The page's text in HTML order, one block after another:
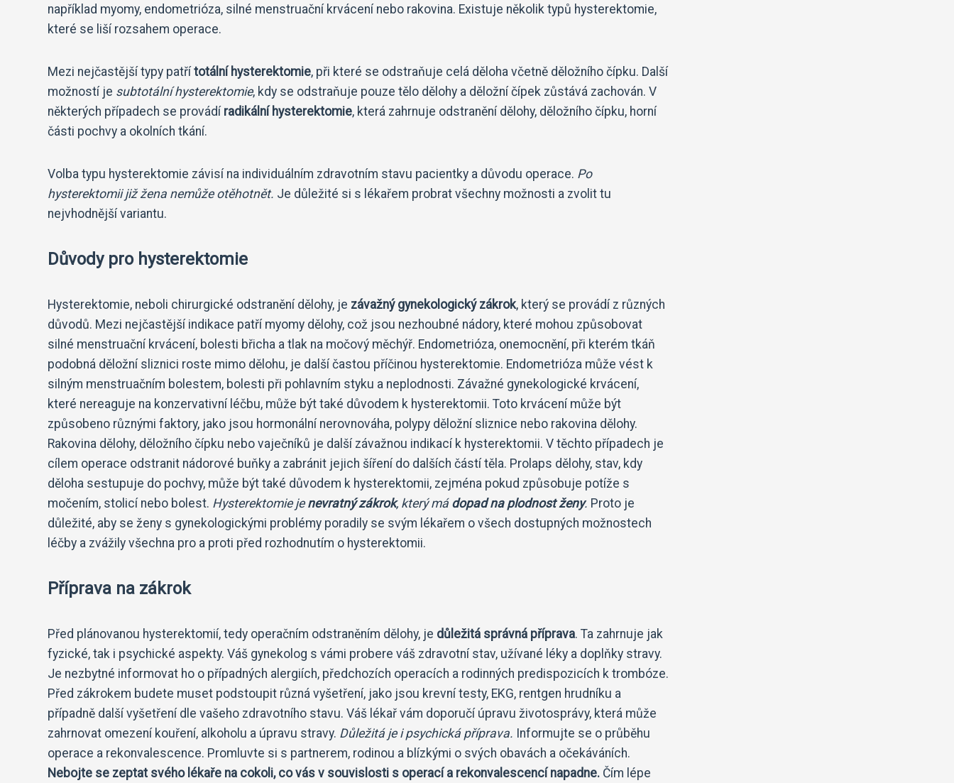
například myomy, endometrióza, silné menstruační krvácení nebo rakovina. Existuje několik typů hysterektomie,
které se liší rozsahem operace.
Mezi nejčastější typy patří totální hysterektomie, při které se odstraňuje celá děloha včetně děložního čípku. Další
možností je subtotální hysterektomie, kdy se odstraňuje pouze tělo dělohy a děložní čípek zůstává zachován. V
některých případech se provádí radikální hysterektomie, která zahrnuje odstranění dělohy, děložního čípku, horní
části pochvy a okolních tkání.
Volba typu hysterektomie závisí na individuálním zdravotním stavu pacientky a důvodu operace. Po
hysterektomii již žena nemůže otěhotnět. Je důležité si s lékařem probrat všechny možnosti a zvolit tu
nejvhodnější variantu.
Důvody pro hysterektomie
Hysterektomie, neboli chirurgické odstranění dělohy, je závažný gynekologický zákrok, který se provádí z různých
důvodů. Mezi nejčastější indikace patří myomy dělohy, což jsou nezhoubné nádory, které mohou způsobovat
silné menstruační krvácení, bolesti břicha a tlak na močový měchýř. Endometrióza, onemocnění, při kterém tkáň
podobná děložní sliznici roste mimo dělohu, je další častou příčinou hysterektomie. Endometrióza může vést k
silným menstruačním bolestem, bolesti při pohlavním styku a neplodnosti. Závažné gynekologické krvácení,
které nereaguje na konzervativní léčbu, může být také důvodem k hysterektomii. Toto krvácení může být
způsobeno různými faktory, jako jsou hormonální nerovnováha, polypy děložní sliznice nebo rakovina dělohy.
Rakovina dělohy, děložního čípku nebo vaječníků je další závažnou indikací k hysterektomii. V těchto případech je
cílem operace odstranit nádorové buňky a zabránit jejich šíření do dalších částí těla. Prolaps dělohy, stav, kdy
děloha sestupuje do pochvy, může být také důvodem k hysterektomii, zejména pokud způsobuje potíže s
močením, stolicí nebo bolest. Hysterektomie je nevratný zákrok, který má dopad na plodnost ženy. Proto je
důležité, aby se ženy s gynekologickými problémy poradily se svým lékařem o všech dostupných možnostech
léčby a zvážily všechna pro a proti před rozhodnutím o hysterektomii.
Příprava na zákrok
Před plánovanou hysterektomií, tedy operačním odstraněním dělohy, je důležitá správná příprava. Ta zahrnuje jak
fyzické, tak i psychické aspekty. Váš gynekolog s vámi probere váš zdravotní stav, užívané léky a doplňky stravy.
Je nezbytné informovat ho o případných alergiích, předchozích operacích a rodinných predispozicích k trombóze.
Před zákrokem budete muset podstoupit různá vyšetření, jako jsou krevní testy, EKG, rentgen hrudníku a
případně další vyšetření dle vašeho zdravotního stavu. Váš lékař vám doporučí úpravu životosprávy, která může
zahrnovat omezení kouření, alkoholu a úpravu stravy. Důležitá je i psychická příprava. Informujte se o průběhu
operace a rekonvalescence. Promluvte si s partnerem, rodinou a blízkými o svých obavách a očekáváních.
Nebojte se zeptat svého lékaře na cokoli, co vás v souvislosti s operací a rekonvalescencí napadne. Čím lépe